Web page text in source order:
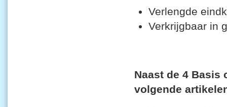
Verlengde
Verkrijgbaar in
Naast de 4 Basis
volgende